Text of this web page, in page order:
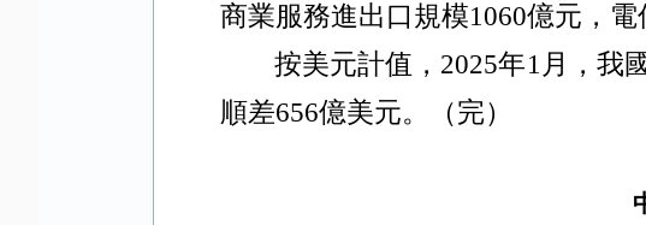
商業服務進出口規模1060億元，電
按美元計值， 2025年1 月，我
順差656億美元。（完）